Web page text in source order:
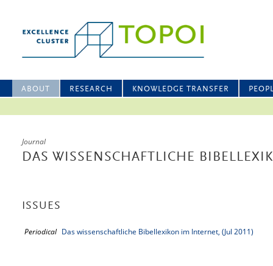
ABOUT RESEARCH KNOWLEDGE TRANSFER
Journal
DAS WISSENSCHAFTLICHE
ISSUES
Periodical Das wissenschaftliche Bibellexikon im Internet, (Jul 2011)